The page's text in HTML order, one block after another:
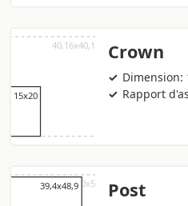
Crown
Dimension:
Rapport
Post